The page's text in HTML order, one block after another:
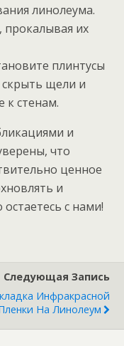
линолеума.
прокалывая их
плинтусы
скрыть щели и
к стенам.
и
что
ценное
и
с нами!
Следующая Запись
Инфракрасной
На Линолеум